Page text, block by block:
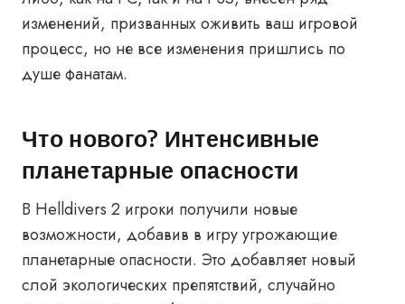
изменений, призванных оживить ваш игровой
процесс, но не все изменения пришлись по
душе фанатам.
Что нового? Интенсивные
планетарные опасности
В Helldivers 2 игроки получили новые
возможности, добавив в игру угрожающие
планетарные опасности. Это добавляет новый
слой экологических препятствий, случайно